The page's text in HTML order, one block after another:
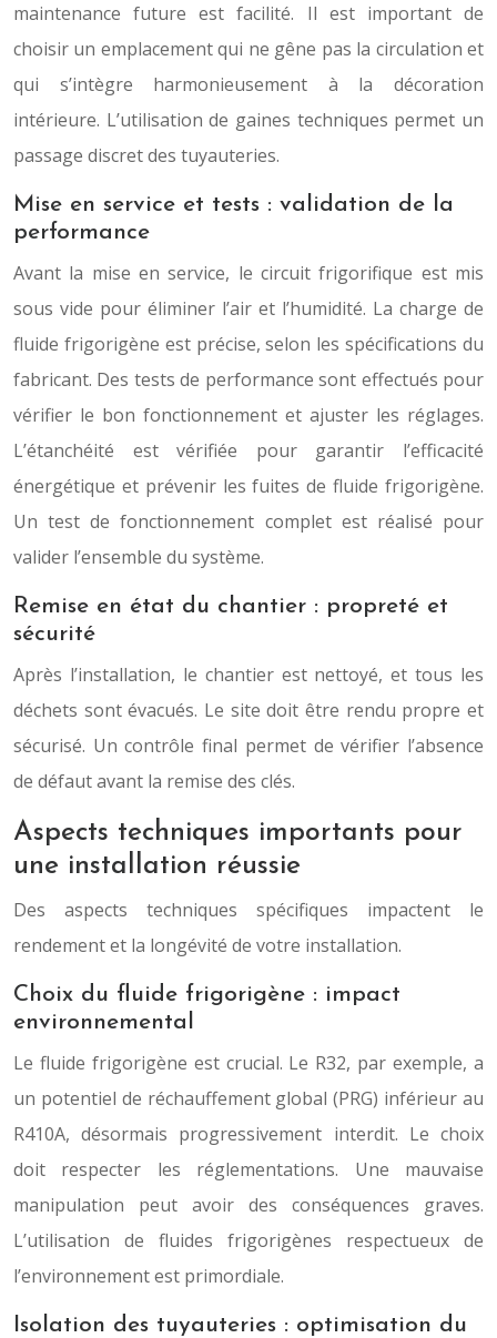
maintenance future est facilité. Il est important de
choisir un emplacement qui ne gêne pas la circulation et
qui s’intègre harmonieusement à la décoration
intérieure. L’utilisation de gaines techniques permet un
passage discret des tuyauteries.
Mise en service et tests : validation de la
performance
Avant la mise en service, le circuit frigorifique est mis
sous vide pour éliminer l’air et l’humidité. La charge de
fluide frigorigène est précise, selon les spécifications du
fabricant. Des tests de performance sont effectués pour
vérifier le bon fonctionnement et ajuster les réglages.
L’étanchéité est vérifiée pour garantir l’efficacité
énergétique et prévenir les fuites de fluide frigorigène.
Un test de fonctionnement complet est réalisé pour
valider l’ensemble du système.
Remise en état du chantier : propreté et
sécurité
Après l’installation, le chantier est nettoyé, et tous les
déchets sont évacués. Le site doit être rendu propre et
sécurisé. Un contrôle final permet de vérifier l’absence
de défaut avant la remise des clés.
Aspects techniques importants pour
une installation réussie
Des aspects techniques spécifiques impactent le
rendement et la longévité de votre installation.
Choix du fluide frigorigène : impact
environnemental
Le fluide frigorigène est crucial. Le R32, par exemple, a
un potentiel de réchauffement global (PRG) inférieur au
R410A, désormais progressivement interdit. Le choix
doit respecter les réglementations. Une mauvaise
manipulation peut avoir des conséquences graves.
L’utilisation de fluides frigorigènes respectueux de
l’environnement est primordiale.
Isolation des tuyauteries : optimisation du